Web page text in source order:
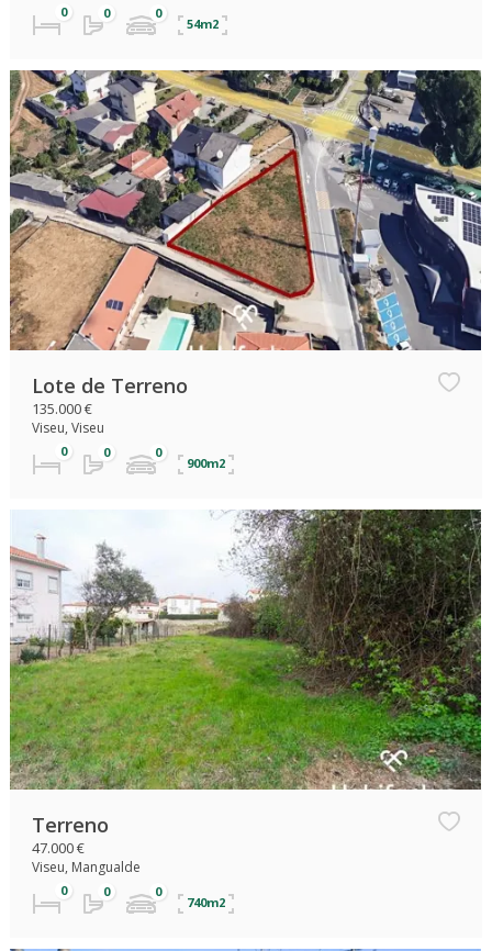
54m2
Lote de Terreno
135.000 €
Viseu, Viseu
900m2
Terreno
47.000 €
Viseu, Mangualde
740m2